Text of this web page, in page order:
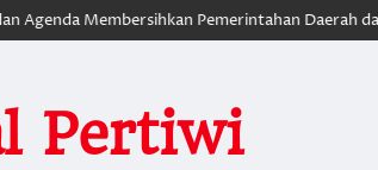
Membersihkan Pemerintahan Daerah dari Korupsi
Pertiwi